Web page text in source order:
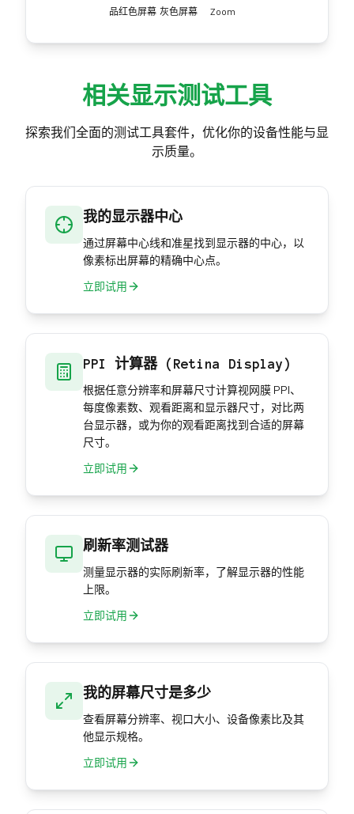
品红色屏幕 灰色屏幕 Zoom
相关显示测试工具
探索我们全面的测试工具套件，优化你的设备性能与显
示质量。
我的显示器中心
通过屏幕中心线和准星找到显示器的中心，以
像素标出屏幕的精确中心点。
立即试用
PPI 计算器 (Retina Display)
根据任意分辨率和屏幕尺寸计算视网膜 PPI、
每度像素数、观看距离和显示器尺寸，对比两
台显示器，或为你的观看距离找到合适的屏幕
尺寸。
立即试用
刷新率测试器
测量显示器的实际刷新率，了解显示器的性能
上限。
立即试用
我的屏幕尺寸是多少
查看屏幕分辨率、视口大小、设备像素比及其
他显示规格。
立即试用